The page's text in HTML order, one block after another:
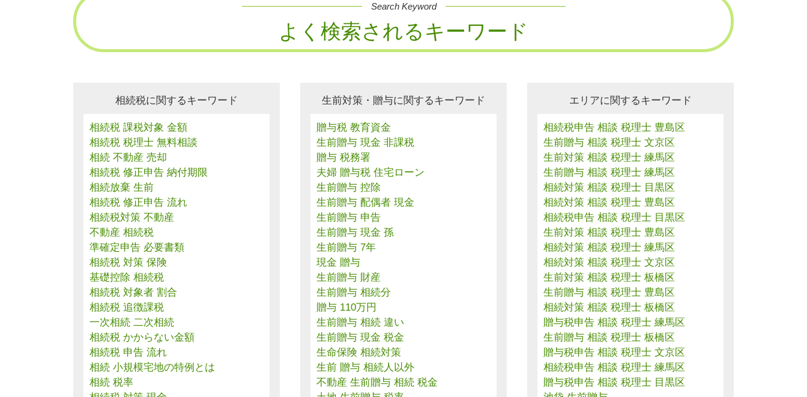
Search Keyword
よく検索されるキーワード
相続税に関するキーワード
相続税 課税対象 金額
相続税 税理士 無料相談
相続 不動産 売却
相続税 修正申告 納付期限
相続放棄 生前
相続税 修正申告 流れ
相続税対策 不動産
不動産 相続税
準確定申告 必要書類
相続税 対策 保険
基礎控除 相続税
相続税 対象者 割合
相続税 追徴課税
一次相続 二次相続
相続税 かからない金額
相続税 申告 流れ
相続 小規模宅地の特例とは
相続 税率
生前対策・贈与に関するキーワード
贈与税 教育資金
生前贈与 現金 非課税
贈与 税務署
夫婦 贈与税 住宅ローン
生前贈与 控除
生前贈与 配偶者 現金
生前贈与 申告
生前贈与 現金 孫
生前贈与 7年
現金 贈与
生前贈与 財産
生前贈与 相続分
贈与 110万円
生前贈与 相続 違い
生前贈与 現金 税金
生命保険 相続対策
生前 贈与 相続人以外
不動産 生前贈与 相続 税金
エリアに関するキーワード
相続税申告 相談 税理士 豊島区
生前贈与 相談 税理士 文京区
生前対策 相談 税理士 練馬区
生前贈与 相談 税理士 練馬区
相続対策 相談 税理士 目黒区
相続対策 相談 税理士 豊島区
相続税申告 相談 税理士 目黒区
生前対策 相談 税理士 豊島区
相続対策 相談 税理士 練馬区
相続対策 相談 税理士 文京区
生前対策 相談 税理士 板橋区
生前贈与 相談 税理士 豊島区
相続対策 相談 税理士 板橋区
贈与税申告 相談 税理士 練馬区
生前贈与 相談 税理士 板橋区
贈与税申告 相談 税理士 文京区
相続税申告 相談 税理士 練馬区
贈与税申告 相談 税理士 目黒区